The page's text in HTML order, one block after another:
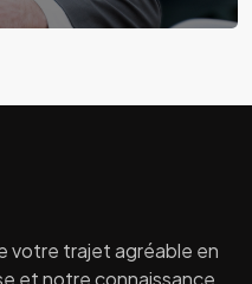
votre trajet agréable en
et notre connaissance